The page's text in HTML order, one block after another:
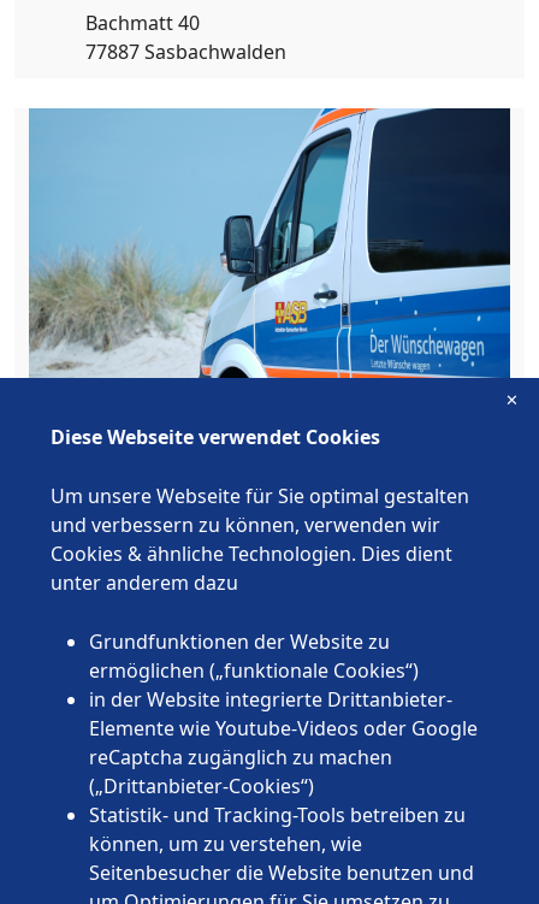
Bachmatt 40
77887 Sasbachwalden
Tel.:0221/47605-489
wuenschewagen@asb.de
ASB Deutschland e.V.
Sülzburgstraße 140
50937 Köln
Kontakt
Complete required fields(*)
Diese Webseite verwendet Cookies
Um unsere Webseite für Sie optimal gestalten
und verbessern zu können, verwenden wir
Cookies & ähnliche Technologien. Dies dient
unter anderem dazu
Grundfunktionen der Website zu
ermöglichen („funktionale Cookies“)
in der Website integrierte Drittanbieter-
Elemente wie Youtube-Videos oder Google
reCaptcha zugänglich zu machen
(„Drittanbieter-Cookies“)
Statistik- und Tracking-Tools betreiben zu
können, um zu verstehen, wie
Seitenbesucher die Website benutzen und
✕